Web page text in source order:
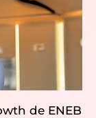
de ENEB